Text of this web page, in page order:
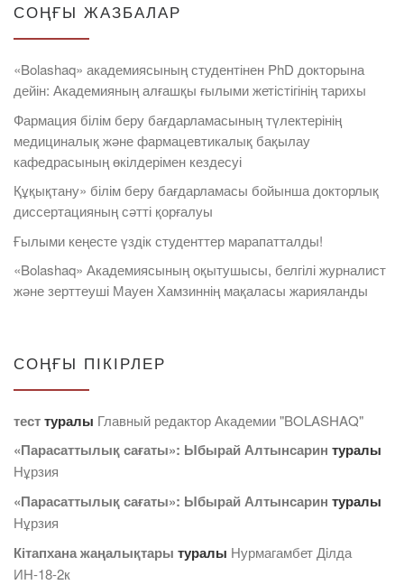
СОҢҒЫ ЖАЗБАЛАР
«Bolashaq» академиясының студентінен PhD докторына
дейін: Академияның алғашқы ғылыми жетістігінің тарихы
Фармация білім беру бағдарламасының түлектерінің
медициналық және фармацевтикалық бақылау
кафедрасының өкілдерімен кездесуі
Құқықтану» білім беру бағдарламасы бойынша докторлық
диссертацияның сәтті қорғалуы
Ғылыми кеңесте үздік студенттер марапатталды!
«Bolashaq» Академиясының оқытушысы, белгілі журналист
және зерттеуші Мауен Хамзиннің мақаласы жарияланды
СОҢҒЫ ПІКІРЛЕР
тесттуралы Главный редактор Академии "BOLASHAQ"
«Парасаттылық сағаты»: Ыбырай Алтынсарин туралы
Нұрзия
«Парасаттылық сағаты»: Ыбырай Алтынсарин туралы
Нұрзия
Кітапхана жаңалықтары туралы Нурмагамбет Дiлда
ИН-18-2к